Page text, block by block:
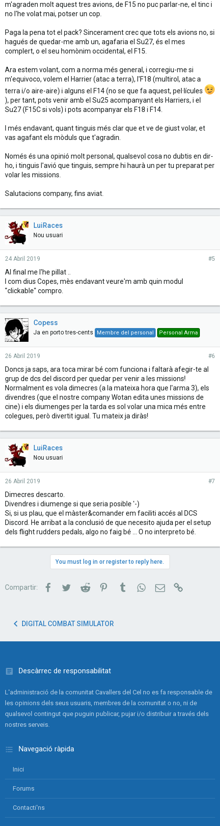
m'agraden molt aquest tres avions, de F15 no puc parlar-ne, el tinc i
no l'he volat mai, potser un cop.
Paga la pena tot el pack? Sincerament crec que tots els avions no, si
hagués de quedar-me amb un, agafaria el Su27, és el mes
complert, o el seu homònim occidental, el F15.
Ara estem volant, com a norma més general, i corregiu-me si
m'equivoco, volem el Harrier (atac a terra), l'F18 (multirol, atac a
terra i/o aire-aire) i alguns el F14 (no se que fa aquest, pel·lícules
), per tant, pots venir amb el Su25 acompanyant els Harriers, i el
Su27 (F15C si vols) i pots acompanyar els F18 i F14.
I més endavant, quant tinguis més clar que et ve de giust volar, et
vas agafant els mòduls que t'agradin.
Només és una opinió molt personal, qualsevol cosa no dubtis en dir-
ho, i tinguis l'avió que tinguis, sempre hi haurà un per tu preparat per
volar les missions.
Salutacions company, fins aviat.
LuiRaces
Nou usuari
24 Abril 2019 #5
Al final me l'he pillat ..
I com dius Copes, mès endavant veure'm amb quin modul
"clickable" compro.
Copess
Ja en porto tres-cents Membre del personal Personal Arma
26 Abril 2019 #6
Doncs ja saps, ara toca mirar bé com funciona i faltarà afegir-te al
grup de dcs del discord per quedar per venir a les missions!
Normalment es vola dimecres (a la mateixa hora que l'arma 3), els
divendres (que el nostre company Wotan edita unes missions de
cine) i els diumenges per la tarda es sol volar una mica més entre
colegues, però divertit igual. Tu mateix ja diràs!
LuiRaces
Nou usuari
26 Abril 2019 #7
Dimecres descarto.
Divendres i diumenge si que seria posible '-)
Si, si us plau, que el màster&comander em faciliti accés al DCS
Discord. He arribat a la conclusió de que necesito ajuda per el setup
dels flight rudders pedals, algo no faig bé ... O no interpreto bé.
You must log in or register to reply here.
Compartir: FacebookTwitterReddit PinterestTumblrWhatsAppCorreu electrònic
DIGITAL COMBAT SIMULATOR
Descàrrec de responsabilitat
L'administració de la comunitat Cavallers del Cel no es fa responsable de
les opinions dels seus usuaris, membres de la comunitat o no, ni de
qualsevol contingut que puguin publicar, pujar i/o distribuir a través dels
nostres serveis.
Navegació ràpida
Inici
Forums
Contacti'ns